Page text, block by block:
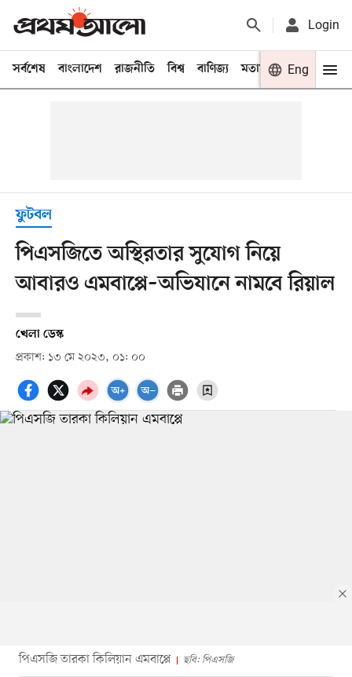
Login
সর্বশেষ বাংলাদেশ রাজনীতি বিশ্ব বাণিজ্য মতামত খেলা
Eng
ফুটবল
পিএসজিতে অস্থিরতার সুযোগ নিয়ে
আবারও এমবাপ্পে–অভিযানে নামবে রিয়াল
খেলা ডেস্ক
প্রকাশ: ১৩ মে ২০২৩, ০১: ০০
পিএসজি তারকা কিলিয়ান এমবাপ্পে ছবি: পিএসজি